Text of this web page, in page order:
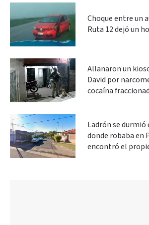
Choque entre un
Ruta 12 dejó un
Allanaron un
David por
cocaína
Ladrón se durmió
donde robaba en
encontró el